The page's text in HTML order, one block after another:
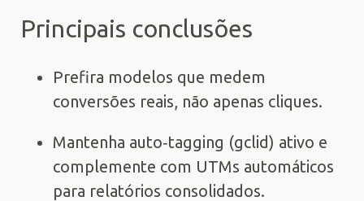
Principais conclusões
Prefira modelos que medem
conversões reais, não apenas cliques.
Mantenha auto‑tagging (gclid) ativo e
complemente com UTMs automáticos
para relatórios consolidados.